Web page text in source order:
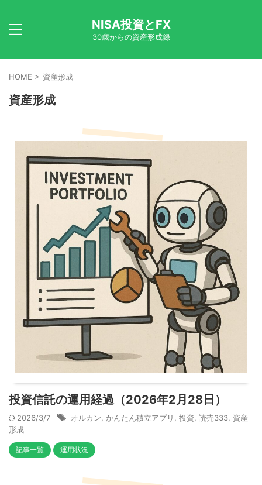
NISA投資とFX
30歳からの資産形成録
HOME > 資産形成
資産形成
投資信託の運用経過（2026年2月28日）
2026/3/7 オルカン かんたん積立アプリ 投資 読売333 資産
形成
記事一覧 運用状況